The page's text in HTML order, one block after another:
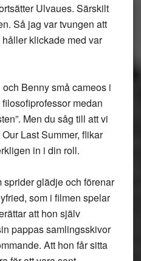
Ulvaues. Särskilt
Så jag var tvungen att
klickade med var
Benny små cameos i
medan
Men du såg till att vi
Last Summer, flikar
in i din roll.
glädje och förenar
som i filmen spelar
att hon själv
pappas samlingsskivor
Att hon får sitta